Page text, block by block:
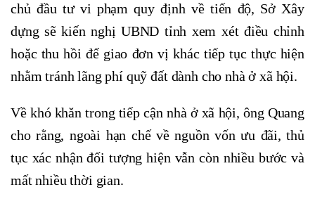
chủ đầu tư vi phạm quy định về tiến độ, Sở Xây
dựng sẽ kiến nghị UBND tỉnh xem xét điều chỉnh
hoặc thu hồi để giao đơn vị khác tiếp tục thực hiện
nhằm tránh lãng phí quỹ đất dành cho nhà ở xã hội.
Về khó khăn trong tiếp cận nhà ở xã hội, ông Quang
cho rằng, ngoài hạn chế về nguồn vốn ưu đãi, thủ
tục xác nhận đối tượng hiện vẫn còn nhiều bước và
mất nhiều thời gian.